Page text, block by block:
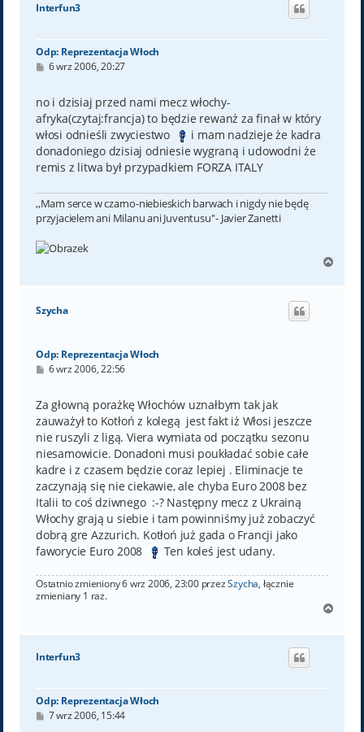
Interfun3
Odp: Reprezentacja Włoch
P
t
6 wrz 2006, 20:27
no i dzisiaj przed nami mecz włochy-
afryka(czytaj:francja) to będzie rewanż za finał w który
włosi odnieśli zwyciestwo
i mam nadzieje że kadra
donadoniego dzisiaj odniesie wygraną i udowodni że
remis z litwa był przypadkiem FORZA ITALY
,,Mam serce w czarno-niebieskich barwach i nigdy nie będę
przyjacielem ani Milanu ani Juventusu''- Javier Zanetti
g
Szycha
Odp: Reprezentacja Włoch
P
t
6 wrz 2006, 22:56
Za głowną porażkę Włochów uznałbym tak jak
zauważył to Kotłoń z kolegą jest fakt iż Włosi jeszcze
nie ruszyli z ligą. Viera wymiata od początku sezonu
niesamowicie. Donadoni musi poukładać sobie całe
kadre i z czasem będzie coraz lepiej . Eliminacje te
zaczynają się nie ciekawie, ale chyba Euro 2008 bez
Italii to coś dziwnego :-? Następny mecz z Ukrainą
Włochy grają u siebie i tam powinniśmy już zobaczyć
dobrą gre Azzurich. Kotłoń już gada o Francji jako
faworycie Euro 2008
Ten koleś jest udany.
Ostatnio zmieniony 6 wrz 2006, 23:00 przezSzycha, łącznie
zmieniany 1 raz.
g
Interfun3
Odp: Reprezentacja Włoch
P7 wrz 2006, 15:44